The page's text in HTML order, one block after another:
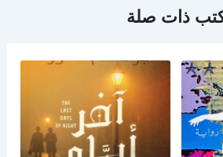
ذات صلة